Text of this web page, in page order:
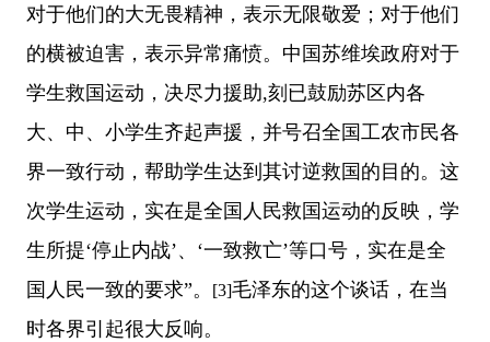
对于他们的大无畏精神，表示无限敬爱；对于他们
的横被迫害，表示异常痛愤。中国苏维埃政府对于
学生救国运动，决尽力援助,刻已鼓励苏区内各
大、中、小学生齐起声援，并号召全国工农市民各
界一致行动，帮助学生达到其讨逆救国的目的。这
次学生运动，实在是全国人民救国运动的反映，学
生所提‘停止内战’、‘一致救亡’等口号，实在是全
国人民一致的要求”。
[3]毛泽东的这个谈话，在当
时各界引起很大反响。